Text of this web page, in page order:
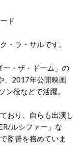
ド
・ラ・サルです。
・ザ・ドーム」の
、2017年公開映画
ン役などで活躍。
おり、自らも出演し
ルシファー」な
監督を務めていま